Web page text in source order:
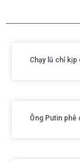
Chạy lũ chỉ
Ông Putin phê